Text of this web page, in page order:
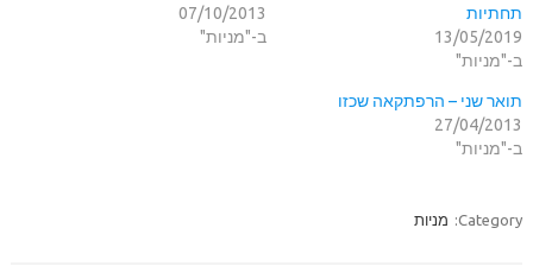
תחתיות
13/05/2019
ב-"מניות"
07/10/2013
ב-"מניות"
תואר שני – הרפתקאה שכזו
27/04/2013
ב-"מניות"
Category: מניות